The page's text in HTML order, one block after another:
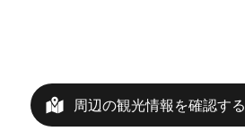
周辺の観光情報を確認する